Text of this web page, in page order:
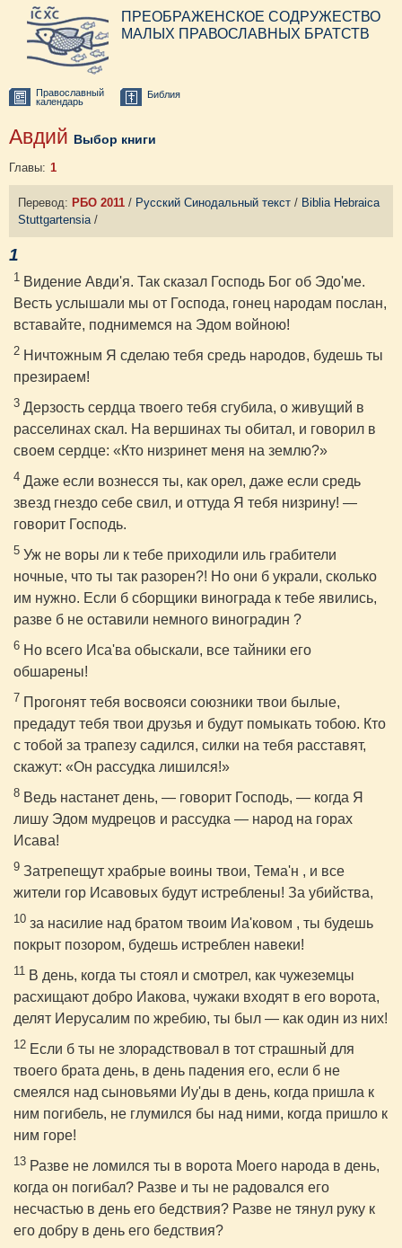
ПРЕОБРАЖЕНСКОЕ СОДРУЖЕСТВО
МАЛЫХ ПРАВОСЛАВНЫХ БРАТСТВ
Православный
календарь
Библия
Авдий Выбор книги
Главы: 1
Перевод: РБО 2011 / Русский Синодальный текст / Biblia Hebraica
Stuttgartensia/
1
1 Видение Авди'я. Так сказал Господь Бог об Эдо'ме.
Весть услышали мы от Господа, гонец народам послан,
вставайте, поднимемся на Эдом войною!
2 Ничтожным Я сделаю тебя средь народов, будешь ты
презираем!
3 Дерзость сердца твоего тебя сгубила, о живущий в
расселинах скал. На вершинах ты обитал, и говорил в
своем сердце: «Кто низринет меня на землю?»
4 Даже если вознесся ты, как орел, даже если средь
звезд гнездо себе свил, и оттуда Я тебя низрину! —
говорит Господь.
5 Уж не воры ли к тебе приходили иль грабители
ночные, что ты так разорен?! Но они б украли, сколько
им нужно. Если б сборщики винограда к тебе явились,
разве б не оставили немного виноградин ?
6 Но всего Иса'ва обыскали, все тайники его
обшарены!
7 Прогонят тебя восвояси союзники твои былые,
предадут тебя твои друзья и будут помыкать тобою. Кто
с тобой за трапезу садился, силки на тебя расставят,
скажут: «Он рассудка лишился!»
8 Ведь настанет день, — говорит Господь, — когда Я
лишу Эдом мудрецов и рассудка — народ на горах
Исава!
9 Затрепещут храбрые воины твои, Тема'н , и все
жители гор Исавовых будут истреблены! За убийства,
10 за насилие над братом твоим Иа'ковом , ты будешь
покрыт позором, будешь истреблен навеки!
11 В день, когда ты стоял и смотрел, как чужеземцы
расхищают добро Иакова, чужаки входят в его ворота,
делят Иерусалим по жребию, ты был — как один из них!
12 Если б ты не злорадствовал в тот страшный для
твоего брата день, в день падения его, если б не
смеялся над сыновьями Иу'ды в день, когда пришла к
ним погибель, не глумился бы над ними, когда пришло к
ним горе!
13 Разве не ломился ты в ворота Моего народа в день,
когда он погибал? Разве и ты не радовался его
несчастью в день его бедствия? Разве не тянул руку к
его добру в день его бедствия?